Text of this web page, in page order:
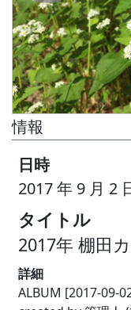
情報
日時
2017 年 9 月 2
タイトル
2017年 棚田
詳細
ALBUM [2017-09-